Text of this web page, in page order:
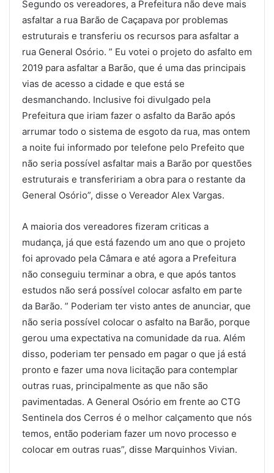
Segundo os vereadores, a Prefeitura não deve mais
asfaltar a rua Barão de Caçapava por problemas
estruturais e transferiu os recursos para asfaltar a
rua General Osório. ” Eu votei o projeto do asfalto em
2019 para asfaltar a Barão, que é uma das principais
vias de acesso a cidade e que está se
desmanchando. Inclusive foi divulgado pela
Prefeitura que iriam fazer o asfalto da Barão após
arrumar todo o sistema de esgoto da rua, mas ontem
a noite fui informado por telefone pelo Prefeito que
não seria possível asfaltar mais a Barão por questões
estruturais e transfeririam a obra para o restante da
General Osório”, disse o Vereador Alex Vargas.
A maioria dos vereadores fizeram criticas a
mudança, já que está fazendo um ano que o projeto
foi aprovado pela Câmara e até agora a Prefeitura
não conseguiu terminar a obra, e que após tantos
estudos não será possível colocar asfalto em parte
da Barão. ” Poderiam ter visto antes de anunciar, que
não seria possível colocar o asfalto na Barão, porque
gerou uma expectativa na comunidade da rua. Além
disso, poderiam ter pensado em pagar o que já está
pronto e fazer uma nova licitação para contemplar
outras ruas, principalmente as que não são
pavimentadas. A General Osório em frente ao CTG
Sentinela dos Cerros é o melhor calçamento que nós
temos, então poderiam fazer um novo processo e
colocar em outras ruas”, disse Marquinhos Vivian.